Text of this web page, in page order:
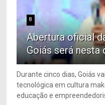
8
Abertura oficial
Goiás será nesta
Durante cinco dias, Goiás
tecnológica em cultura
educação e